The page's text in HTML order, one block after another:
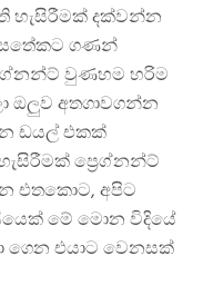
හැසිරීමක් දක්වන්න
සතේකට ගණන්
වුණහම හරිම
ඔලුව අතගාවගන්න
ඩයල් එකක්
ප්‍රෙග්නන්ට්
එතකොට, අපිට
මේ මොන විදියේ
ගෙන එයාට වෙනසක්